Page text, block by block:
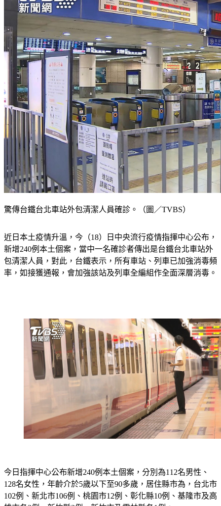
驚傳台鐵台北車站外包清潔人員確診。（圖／TVBS）
近日本土疫情升溫，今（18）日中央流行疫情指揮中心公布，
新增240例本土個案，當中一名確診者傳出是台鐵台北車站外
包清潔人員，對此，台鐵表示，所有車站、列車已加強消毒頻
率，如接獲通報，會加強該站及列車全編組作全面深層消毒。
今日指揮中心公布新增240例本土個案，分別為112名男性、
128名女性，年齡介於5歲以下至90多歲，居住縣市為，台北市
102例、新北市106例、桃園市12例、彰化縣10例、基隆市及高